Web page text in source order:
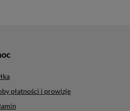
płatności i prowizje